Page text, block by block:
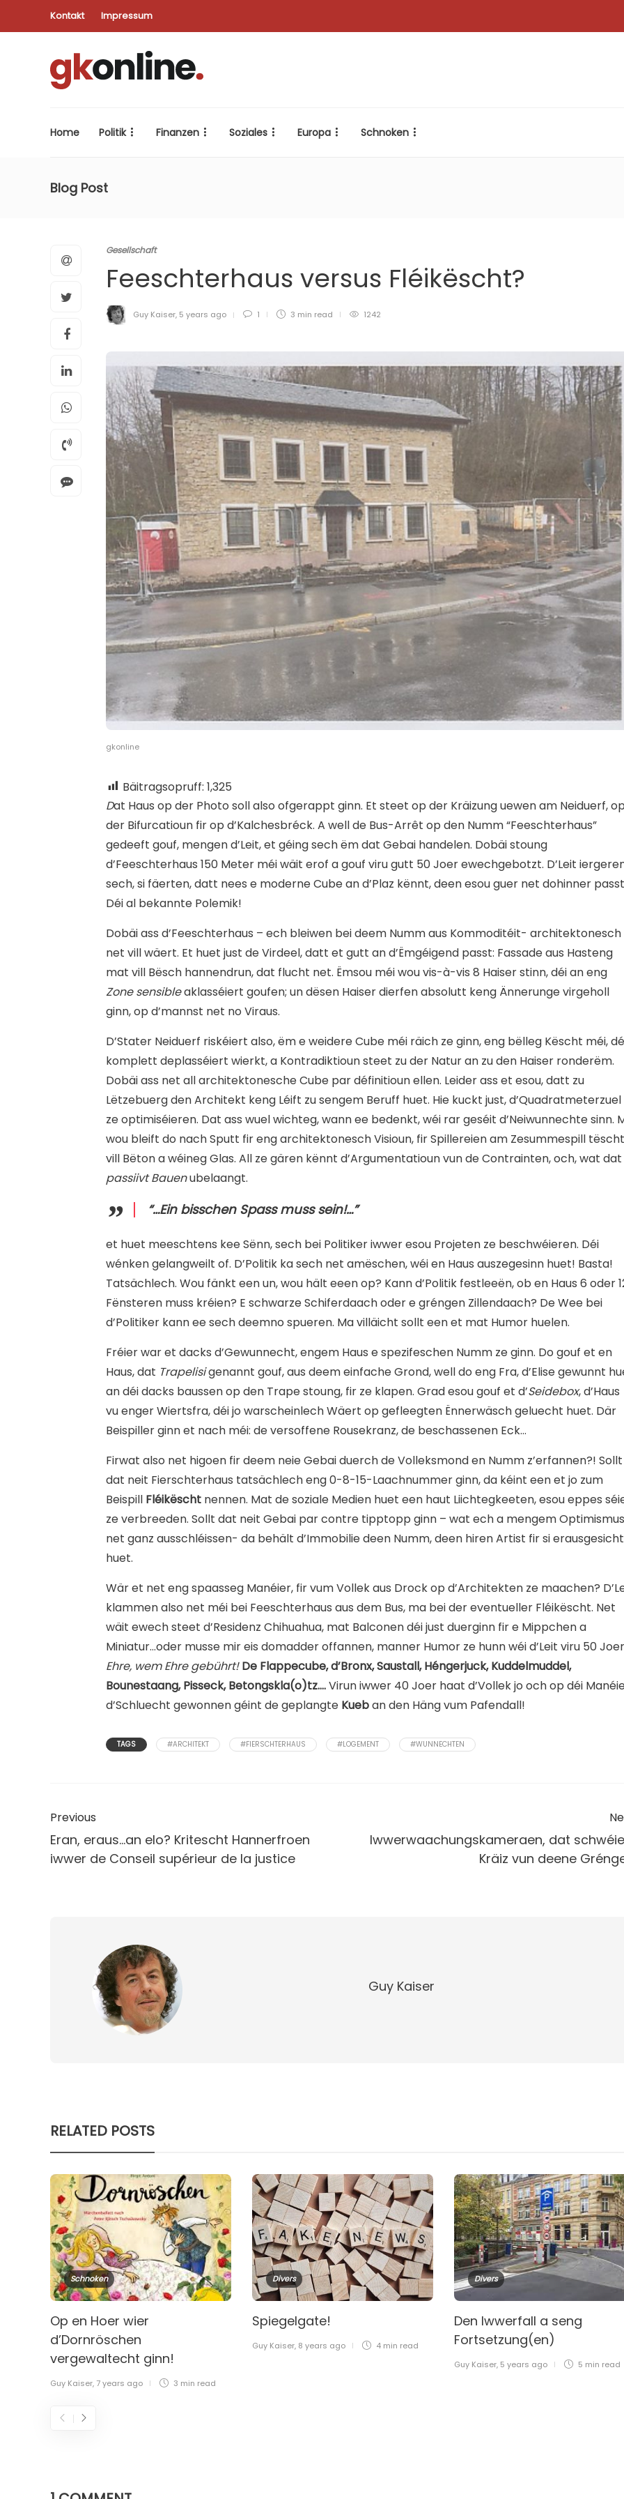
Kontakt Impressum
Home Politik Finanzen Soziales Europa Schnoken
Blog Post
Gesellschaft
Feeschterhaus versus Fléikëscht?
Guy Kaiser, 5 years ago 1 3 min read 1242
gkonline
Bäitragsopruff: 1,325
Dat Haus op der Photo soll also ofgerappt ginn. Et steet op der Kräizung uewen am Neiduerf, op
der Bifurcatioun fir op d’Kalchesbréck. A well de Bus-Arrêt op den Numm “Feeschterhaus”
gedeeft gouf, mengen d’Leit, et géing sech ëm dat Gebai handelen. Dobäi stoung
d’Feeschterhaus 150 Meter méi wäit erof a gouf viru gutt 50 Joer ewechgebotzt. D’Leit
sech, si fäerten, datt nees e moderne Cube an d’Plaz kënnt, deen esou guer net dohinner
Déi al bekannte Polemik!
Dobäi ass d’Feeschterhaus – ech bleiwen bei deem Numm aus Kommoditéit- architektonesch
net vill wäert. Et huet just de Virdeel, datt et gutt an d’Ëmgéigend passt: Fassade aus Hasteng
mat vill Bësch hannendrun, dat flucht net. Ëmsou méi wou vis-à-vis 8 Haiser stinn, déi an eng
Zone sensibleaklasséiert goufen; un dësen Haiser dierfen absolutt keng Ännerunge virgeholl
ginn, op d’mannst net no Viraus.
D’Stater Neiduerf riskéiert also, ëm e weidere Cube méi räich ze ginn, eng bëlleg Këscht méi,
komplett deplasséiert wierkt, a Kontradiktioun steet zu der Natur an zu den Haiser ronderëm.
Dobäi ass net all architektonesche Cube par définitioun ellen. Leider ass et esou, datt zu
Lëtzebuerg den Architekt keng Léift zu sengem Beruff huet. Hie kuckt just, d’Quadratmeterzuel
ze optimiséieren. Dat ass wuel wichteg, wann ee bedenkt, wéi rar geséit d’Neiwunnechte sinn.
wou bleift do nach Sputt fir eng architektonesch Visioun, fir Spillereien am Zesummespill tëscht
vill Bëton a wéineg Glas. All ze gären kënnt d’Argumentatioun vun de Contrainten, och, wat dat
passiivt Bauenubelaangt.
“…Ein bisschen Spass muss sein!…”
et huet meeschtens kee Sënn, sech bei Politiker iwwer esou Projeten ze beschwéieren. Déi
wénken gelangweilt of. D’Politik ka sech net amëschen, wéi en Haus auszegesinn huet! Basta!
Tatsächlech. Wou fänkt een un, wou hält eeen op? Kann d’Politik festleeën, ob en Haus 6 oder
Fënsteren muss kréien? E schwarze Schiferdaach oder e gréngen Zillendaach? De Wee bei
d’Politiker kann ee sech deemno spueren. Ma villäicht sollt een et mat Humor huelen.
Fréier war et dacks d’Gewunnecht, engem Haus e spezifeschen Numm ze ginn. Do gouf et en
Haus, dat Trapelisigenannt gouf, aus deem einfache Grond, well do eng Fra, d’Elise gewunnt
an déi dacks baussen op den Trape stoung, fir ze klapen. Grad esou gouf et d’Seidebox, d’Haus
vu enger Wiertsfra, déi jo warscheinlech Wäert op gefleegten Ënnerwäsch geluecht huet. Där
Beispiller ginn et nach méi: de versoffene Rousekranz, de beschassenen Eck…
Firwat also net higoen fir deem neie Gebai duerch de Volleksmond en Numm z’erfannen?! Sollt
dat neit Fierschterhaus tatsächlech eng 0-8-15-Laachnummer ginn, da kéint een et jo zum
Beispill Fléikëscht nennen. Mat de soziale Medien huet een haut Liichtegkeeten, esou eppes
ze verbreeden. Sollt dat neit Gebai par contre tipptopp ginn – wat ech a mengem Optimismus
net ganz ausschléissen- da behält d’Immobilie deen Numm, deen hiren Artist fir si erausgesicht
huet.
Wär et net eng spaasseg Manéier, fir vum Vollek aus Drock op d’Architekten ze maachen?
klammen also net méi bei Feeschterhaus aus dem Bus, ma bei der eventueller Fléikëscht. Net
wäit ewech steet d’Residenz Chihuahua, mat Balconen déi just duerginn fir e Mippchen a
Miniatur…oder musse mir eis domadder offannen, manner Humor ze hunn wéi d’Leit viru 50
Ehre, wem Ehre gebührt!De Flappecube, d’Bronx, Saustall, Héngerjuck, Kuddelmuddel,
Bounestaang, Pisseck, Betongskla(o)tz….Virun iwwer 40 Joer haat d’Vollek jo och op déi
d’Schluecht gewonnen géint de geplangte Kueban den Häng vum Pafendall!
TAGS #ARCHITEKT #FIERSCHTERHAUS #LOGEMENT #WUNNECHTEN
Previous
Eran, eraus...an elo? Kritescht Hannerfroen
iwwer de Conseil supérieur de la justice
Iwwerwaachungskameraen, dat
Kräiz vun deene
Guy Kaiser
RELATED POSTS
Schnoken
Op en Hoer wier
d’Dornröschen
vergewaltecht ginn!
Guy Kaiser, 7 years ago 3 min read
Divers
Spiegelgate!
Guy Kaiser, 8 years ago 4 min read
Divers
Den Iwwerfall a seng
Fortsetzung(en)
Guy Kaiser, 5 years ago 5 min read